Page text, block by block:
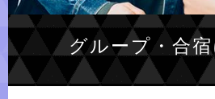
グループ・合宿